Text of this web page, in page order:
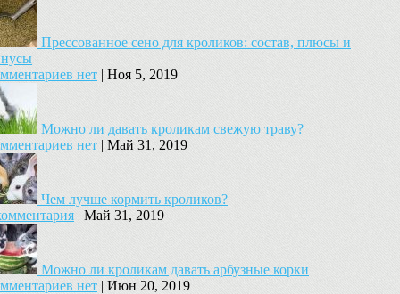
Прессованное сено для кроликов: состав, плюсы и
нет | Ноя 5, 2019
Можно ли давать кроликам свежую траву?
нет | Май 31, 2019
Чем лучше кормить кроликов?
| Май 31, 2019
Можно ли кроликам давать арбузные корки
нет | Июн 20, 2019